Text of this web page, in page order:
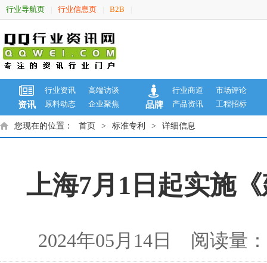
行业导航页 行业信息页 B2B
资讯
行业资讯
高端访谈
原料动态
企业聚焦 品牌
行业商道
市场评论
产品资讯
工程招标
您现在的位置： 首页 > 标准专利 > 详细信息
上海7月1日起实施
2024年05月14日 阅读